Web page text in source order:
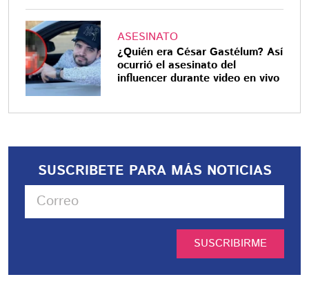
ASESINATO
¿Quién era César Gastélum? Así
ocurrió el asesinato del
influencer durante video en vivo
SUSCRIBETE PARA MÁS NOTICIAS
SUSCRIBIRME